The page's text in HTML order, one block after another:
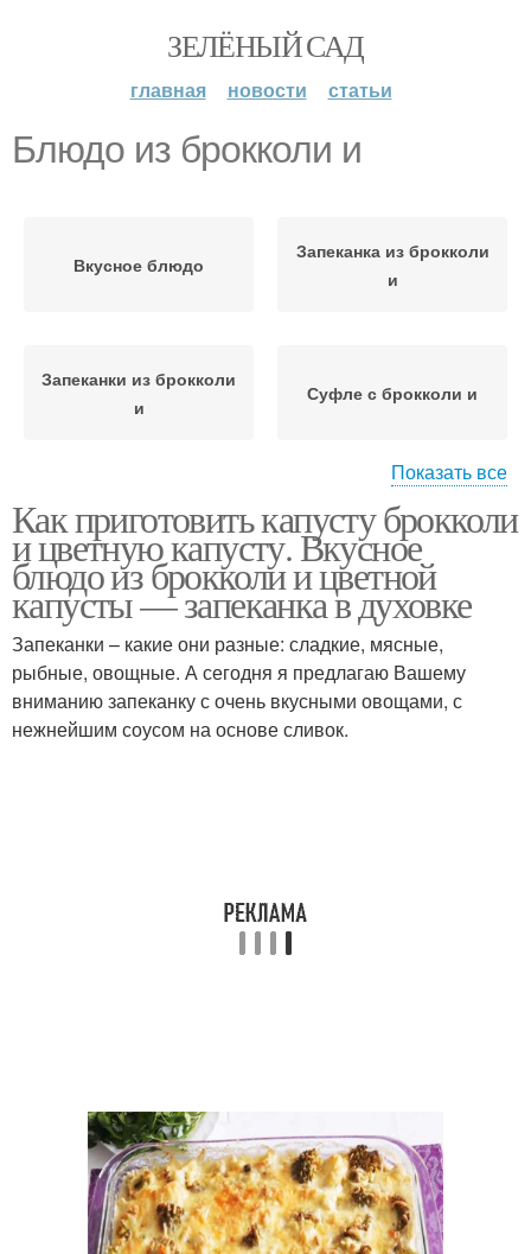
ЗЕЛЁНЫЙ САД
главная новости статьи
Блюдо из брокколи и
Вкусное блюдо
Запеканка из брокколи
и
Запеканки из брокколи
и
Суфле с брокколи и
Салат с брокколи и Суп с брокколи и
Пюре с брокколи и Напиток из брокколи и
Показать все
Как приготовить капусту брокколи
и цветную капусту. Вкусное
блюдо из брокколи и цветной
капусты — запеканка в духовке
Запеканки – какие они разные: сладкие, мясные,
рыбные, овощные. А сегодня я предлагаю Вашему
вниманию запеканку с очень вкусными овощами, с
нежнейшим соусом на основе сливок.